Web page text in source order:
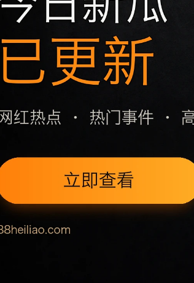
黑料不打烊手机版入口翻车事件移动端专题
内推荐。用户进入页面后，可以先通过摘
归集和主题一致性，避免无关关键词堆砌，
章标题生成，便于搜索引擎理解页面主题
栏目内容归集
iption 长度检查。栏目内容按每日少量新增
为本栏目的初始建设内容，主要用于补齐栏
空或正文不足，将进入每日 SEO 检查清单自
翻车事件后续如何更新？按每日少量